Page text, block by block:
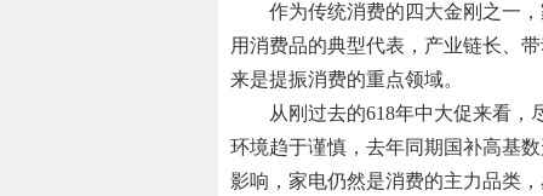
作为传统消费的四大金刚之一
用消费品的典型代表，产业链长、
来是提振消费的重点领域。
从刚过去的618年中大促来看，
环境趋于谨慎，去年同期国补高基
影响，家电仍然是消费的主力品类